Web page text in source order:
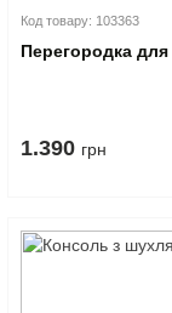
Код товару: 103363
Перегородка
1.390 грн